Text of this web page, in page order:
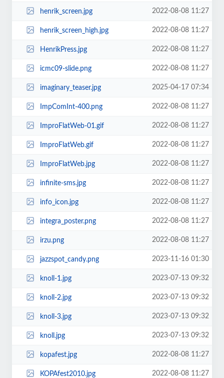
henrik_screen.jpg 2022-08-08 11:27
henrik_screen_high.jpg 2022-08-08 11:27
HenrikPress.jpg 2022-08-08 11:27
icmc09-slide.png 2022-08-08 11:27
imaginary_teaser.jpg 2025-04-17 07:34
ImpComInt-400.png 2022-08-08 11:27
ImproFlatWeb-01.gif 2022-08-08 11:27
ImproFlatWeb.gif 2022-08-08 11:27
ImproFlatWeb.jpg 2022-08-08 11:27
infinite-sms.jpg 2022-08-08 11:27
info_icon.jpg 2022-08-08 11:27
integra_poster.png 2022-08-08 11:27
irzu.png 2022-08-08 11:27
jazzspot_candy.png 2023-11-16 01:30
knoll-1.jpg 2023-07-13 09:32
knoll-2.jpg 2023-07-13 09:32
knoll-3.jpg 2023-07-13 09:32
knoll.jpg 2023-07-13 09:32
kopafest.jpg 2022-08-08 11:27
KOPAfest2010.jpg 2022-08-08 11:27